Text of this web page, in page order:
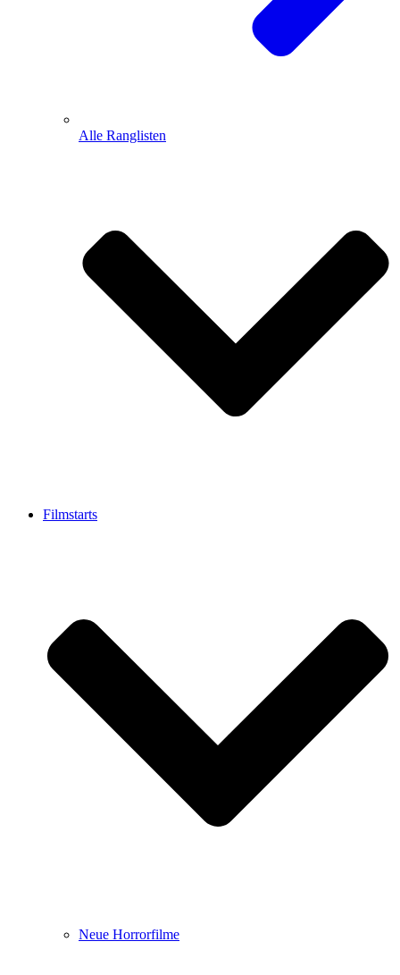
Alle Ranglisten
Filmstarts
Neue Horrorfilme